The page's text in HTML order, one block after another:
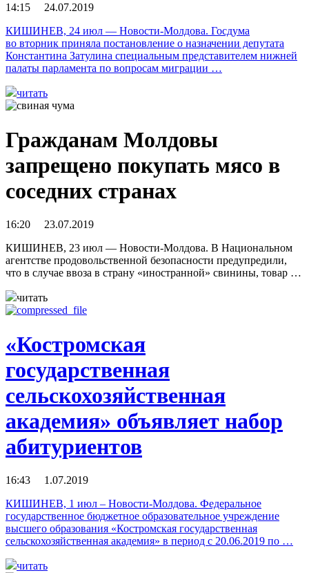
14:15 24.07.2019
КИШИНЕВ, 24 июл — Новости-Молдова. Госдума
во вторник приняла постановление о назначении депутата
Константина Затулина специальным представителем нижней
палаты парламента по вопросам миграции …
читать
Гражданам Молдовы
запрещено покупать мясо в
соседних странах
16:20 23.07.2019
КИШИНЕВ, 23 июл — Новости-Молдова. В Национальном
агентстве продовольственной безопасности предупредили,
что в случае ввоза в страну «иностранной» свинины, товар …
читать
«Костромская
государственная
сельскохозяйственная
академия» объявляет набор
абитуриентов
16:43 1.07.2019
КИШИНЕВ, 1 июл – Новости-Молдова. Федеральное
государственное бюджетное образовательное учреждение
высшего образования «Костромская государственная
сельскохозяйственная академия» в период с 20.06.2019 по …
читать